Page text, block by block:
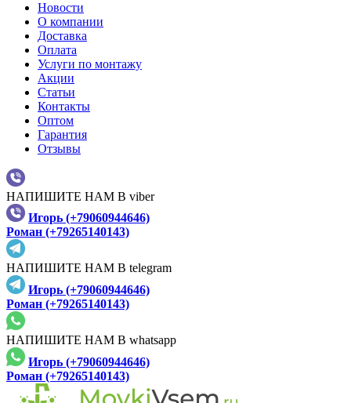
Новости
О компании
Доставка
Оплата
Услуги по монтажу
Акции
Статьи
Контакты
Оптом
Гарантия
Отзывы
НАПИШИТЕ НАМ В viber
Игорь (+79060944646)
Роман (+79265140143)
НАПИШИТЕ НАМ В telegram
Игорь (+79060944646)
Роман (+79265140143)
НАПИШИТЕ НАМ В whatsapp
Игорь (+79060944646)
Роман (+79265140143)